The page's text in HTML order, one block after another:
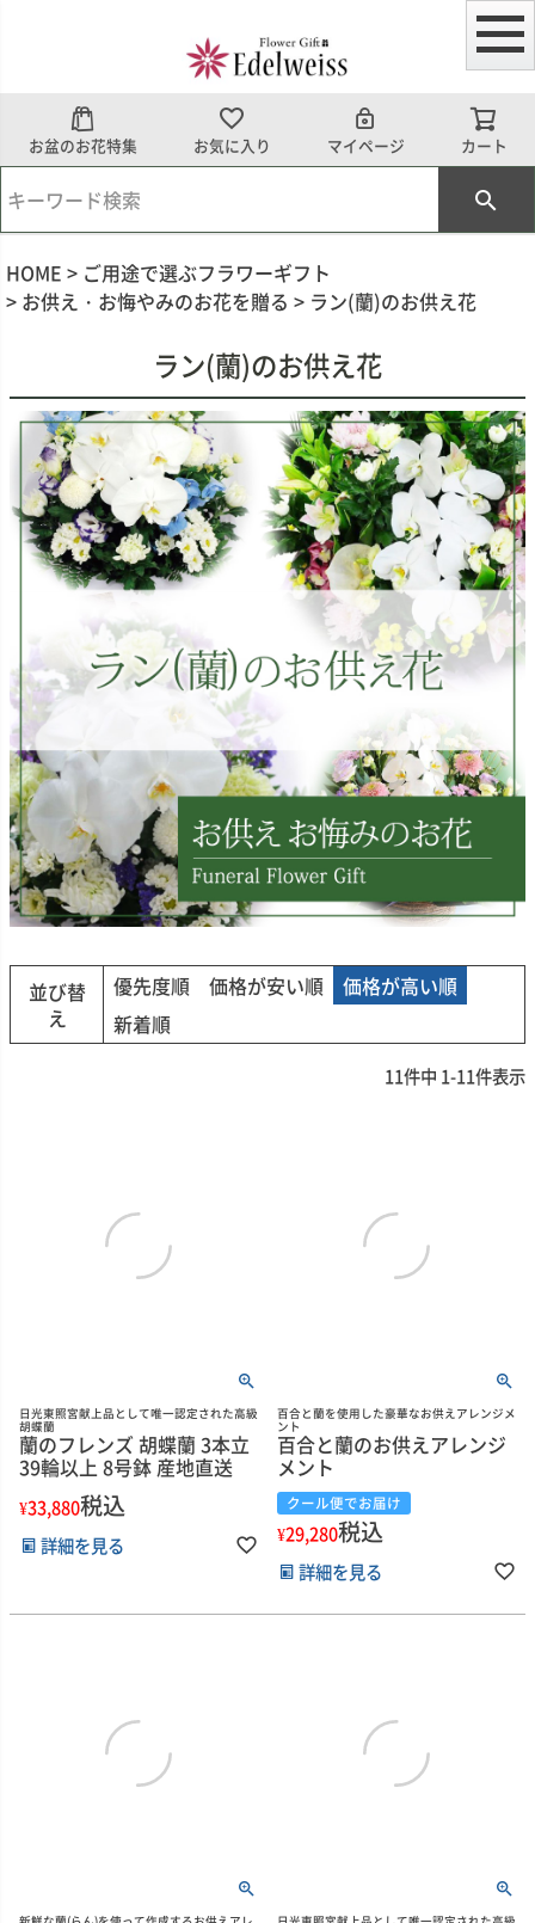
お盆のお花特集 お気に入り マイページ カート
HOME
ご用途で選ぶフラワーギフト
お供え・お悔やみのお花を贈る
ラン(蘭)のお供え花
ラン(蘭)のお供え花
並び替
え
優先度順 価格が安い順
価格が高い順
新着順
11件中 1-11件表示
日光東照宮献上品として唯一認定された高級
胡蝶蘭
蘭のフレンズ 胡蝶蘭 3本立
39輪以上 8号鉢 産地直送
¥33,880税込
詳細を見る
百合と蘭を使用した豪華なお供えアレンジメ
ント
百合と蘭のお供えアレンジ
メント
クール便でお届け
¥29,280税込
詳細を見る